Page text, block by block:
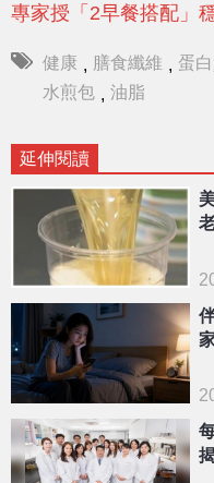
專家授「2早餐搭配」
健康 , 膳食纖維 , 蛋
水煎包 , 油脂
延伸閱讀